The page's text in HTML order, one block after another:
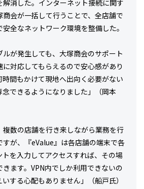
消した。インターネット接続に関す
会が一括して行うことで、全店舗で
全なネットワーク環境を整備した。
ルが発生しても、大塚商会のサポート
対応してもらえるので安心感があり
時間もかけて現地へ出向く必要がない
できるようになりました」（岡本
複数の店舗を行き来しながら業務を行
すが、『eValue』は各店舗の端末で各
を入力してアクセスすれば、その場
ます。VPN内でしか利用できないの
する心配もありません」（船戸氏）